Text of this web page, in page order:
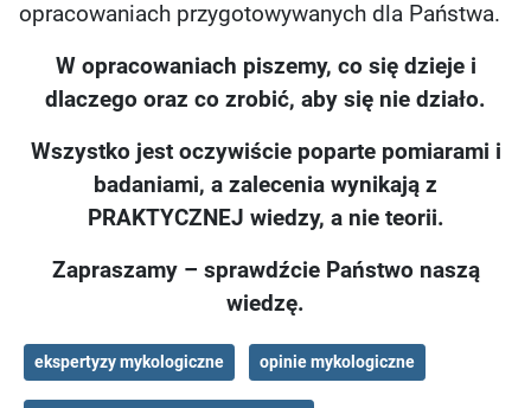
opracowaniach przygotowywanych dla Państwa.
W opracowaniach piszemy, co się dzieje i
dlaczego oraz co zrobić, aby się nie działo.
Wszystko jest oczywiście poparte pomiarami i
badaniami, a zalecenia wynikają z
PRAKTYCZNEJ wiedzy, a nie teorii.
Zapraszamy – sprawdźcie Państwo naszą
wiedzę.
ekspertyzy mykologiczne opinie mykologiczne